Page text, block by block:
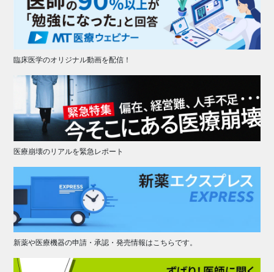
臨床医学のオリジナル動画を配信！
医療崩壊のリアルを緊急レポート
新薬や医療機器の申請・承認・発売情報はこちらです。